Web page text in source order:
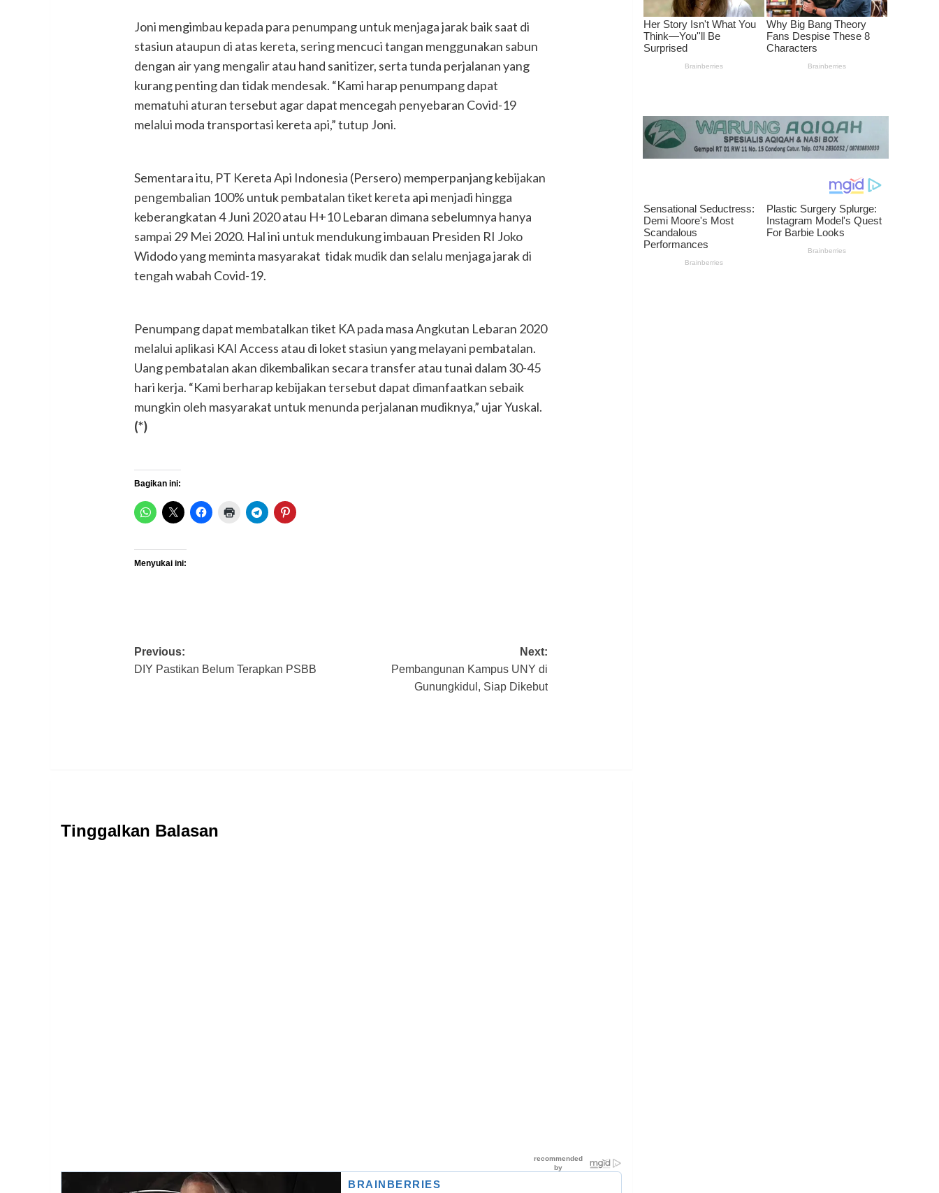
Joni mengimbau kepada para penumpang untuk menjaga jarak baik saat di
stasiun ataupun di atas kereta, sering mencuci tangan menggunakan sabun
dengan air yang mengalir atau hand sanitizer, serta tunda perjalanan yang
kurang penting dan tidak mendesak. “Kami harap penumpang dapat
mematuhi aturan tersebut agar dapat mencegah penyebaran Covid-19
melalui moda transportasi kereta api,” tutup Joni.
Sementara itu, PT Kereta Api Indonesia (Persero) memperpanjang kebijakan
pengembalian 100% untuk pembatalan tiket kereta api menjadi hingga
keberangkatan 4 Juni 2020 atau H+10 Lebaran dimana sebelumnya hanya
sampai 29 Mei 2020. Hal ini untuk mendukung imbauan Presiden RI Joko
Widodo yang meminta masyarakat tidak mudik dan selalu menjaga jarak di
tengah wabah Covid-19.
Penumpang dapat membatalkan tiket KA pada masa Angkutan Lebaran 2020
melalui aplikasi KAI Access atau di loket stasiun yang melayani pembatalan.
Uang pembatalan akan dikembalikan secara transfer atau tunai dalam 30-45
hari kerja. “Kami berharap kebijakan tersebut dapat dimanfaatkan sebaik
mungkin oleh masyarakat untuk menunda perjalanan mudiknya,” ujar Yuskal.
(*)
Bagikan ini:
Menyukai ini:
Post
navigation
Previous:
DIY Pastikan Belum Terapkan PSBB
Next:
Pembangunan Kampus UNY di
Gunungkidul, Siap Dikebut
Tinggalkan Balasan